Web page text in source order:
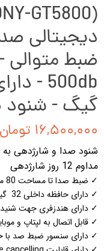
ضبط
گیگ - شنود
۱۶,۵۰۰,۰۰۰ تومان
مداوم 12 روز شارژدهی
✓ ضبط صدا تا مساحت 80 متر مربع شنود صدا
✓ دارای حافظه داخلی 32 گیگ
✓ دارای هندزفری جهت
✓ قابل اتصال به لپتاپ و
✓ دارای سنسور ضبط صد با